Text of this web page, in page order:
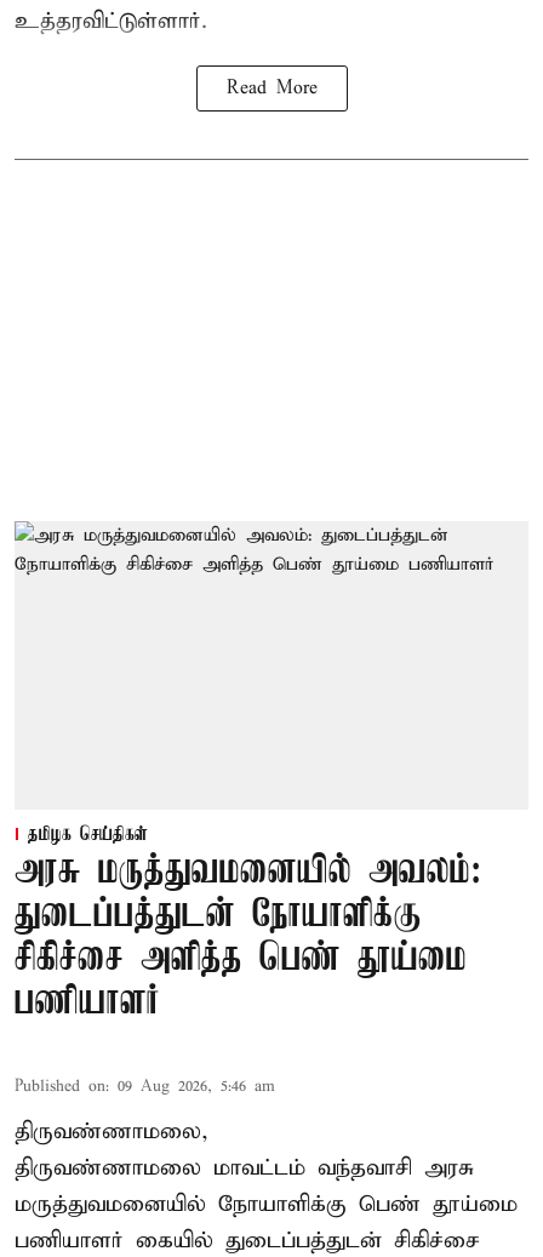
உத்தரவிட்டுள்ளார்.
Read More
தமிழக செய்திகள்
அரசு மருத்துவமனையில் அவலம்:
துடைப்பத்துடன் நோயாளிக்கு
சிகிச்சை அளித்த பெண் தூய்மை
பணியாளர்
Published on: 09 Aug 2026, 5:46 am
திருவண்ணாமலை,
திருவண்ணாமலை மாவட்டம் வந்தவாசி அரசு
மருத்துவமனையில் நோயாளிக்கு பெண் தூய்மை
பணியாளர் கையில் துடைப்பத்துடன் சிகிச்சை